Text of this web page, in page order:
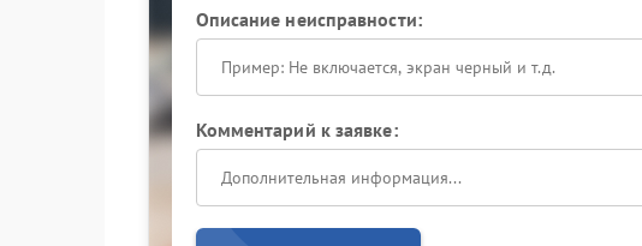
Описание неисправности:
Комментарий к заявке: